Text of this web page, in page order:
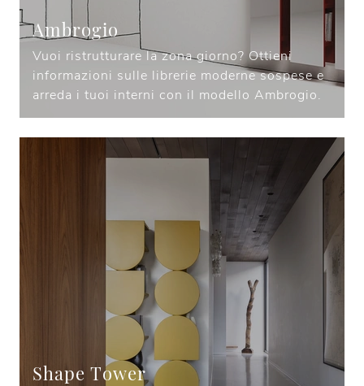
Ambrogio
Vuoi ristrutturare la zona giorno? Ottieni
informazioni sulle librerie moderne sospese e
arreda i tuoi interni con il modello Ambrogio.
Shape Tower